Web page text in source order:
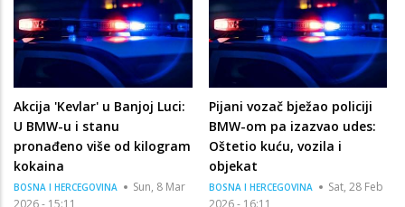
Akcija 'Kevlar' u Banjoj Luci:
U BMW-u i stanu
pronađeno više od kilogram
kokaina
BOSNA I HERCEGOVINA
Sun, 8 Mar
2026 - 15:11
Pijani vozač bježao policiji
BMW-om pa izazvao udes:
Oštetio kuću, vozila i
objekat
BOSNA I HERCEGOVINA
Sat, 28 Feb
2026 - 16:11